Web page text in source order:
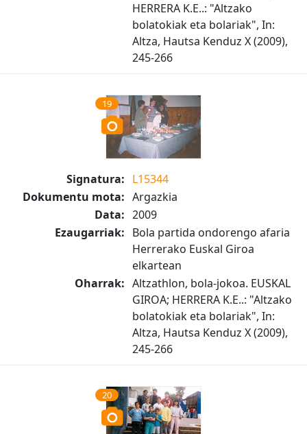
HERRERA K.E..: "Altzako
bolatokiak eta bolariak", In:
Altza, Hautsa Kenduz X (2009),
245-266
19
Signatura: L15344
Dokumentu mota: Argazkia
Data: 2009
Ezaugarriak: Bola partida ondorengo afaria
Herrerako Euskal Giroa
elkartean
Oharrak: Altzathlon, bola-jokoa. EUSKAL
GIROA; HERRERA K.E..: "Altzako
bolatokiak eta bolariak", In:
Altza, Hautsa Kenduz X (2009),
245-266
20